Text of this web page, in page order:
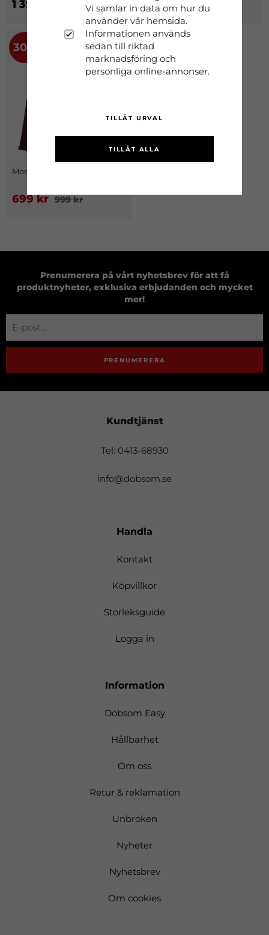
1 399 kr 699 kr 999 kr
30%
Moss Jacka Dam Lila
699 kr 999 kr
Prenumerera på vårt nyhetsbrev för att få
produktnyheter, exklusiva erbjudanden och mycket
mer!
PRENUMERERA
Kundtjänst
Tel: 0413-68930
info@dobsom.se
Handla
Kontakt
Köpvillkor
Storleksguide
Logga in
Information
Dobsom Easy
Hållbarhet
Om oss
Retur & reklamation
Unbroken
Nyheter
Nyhetsbrev
Om cookies
Vi samlar in data om hur du
använder vår hemsida.
Informationen används
sedan till riktad
marknadsföring och
personliga online-annonser.
TILLÅT URVAL
TILLÅT ALLA